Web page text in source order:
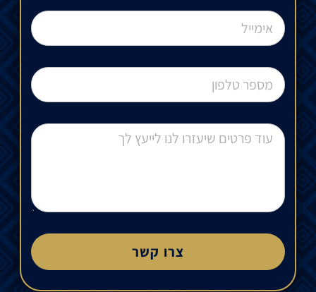
צרו קשר